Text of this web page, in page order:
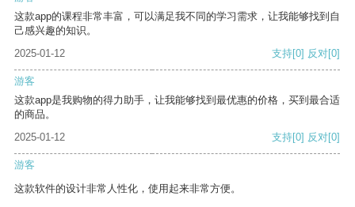
这款app的课程非常丰富，可以满足我不同的学习需求，让我能够找到自
己感兴趣的知识。
2025-01-12
支持[0] 反对[0]
游客
这款app是我购物的得力助手，让我能够找到最优惠的价格，买到最合适
的商品。
2025-01-12
支持[0] 反对[0]
游客
这款软件的设计非常人性化，使用起来非常方便。